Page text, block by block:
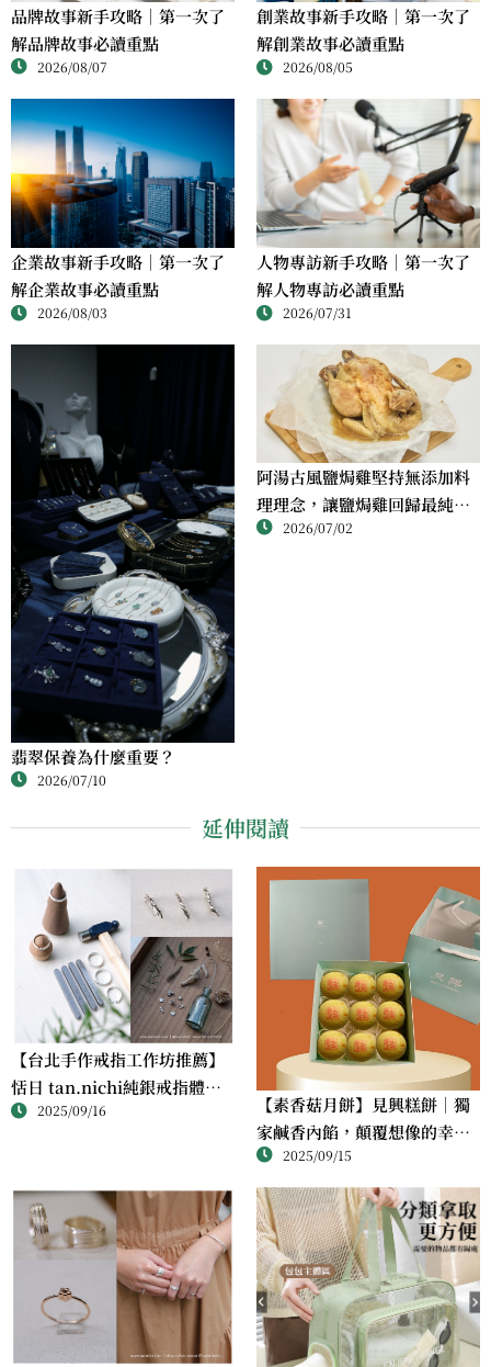
品牌故事新手攻略｜第一次了
解品牌故事必讀重點
2026/08/07
創業故事新手攻略｜第一次了
解創業故事必讀重點
2026/08/05
企業故事新手攻略｜第一次了
解企業故事必讀重點
2026/08/03
人物專訪新手攻略｜第一次了
解人物專訪必讀重點
2026/07/31
翡翠保養為什麼重要？
2026/07/10
阿湯古風鹽焗雞堅持無添加料
理理念，讓鹽焗雞回歸最純粹
的風味2026/07/02
延伸閱讀
【台北手作戒指工作坊推薦】
恬日 tan.nichi純銀戒指體驗
｜情侶・朋友一起完成的金工
2025/09/16
【素香菇月餅】見興糕餅｜獨
家鹹香內餡，顛覆想像的幸福
滋味2025/09/15